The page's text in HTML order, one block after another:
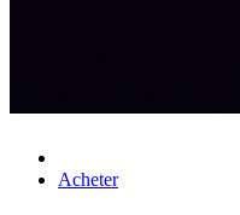
Acheter